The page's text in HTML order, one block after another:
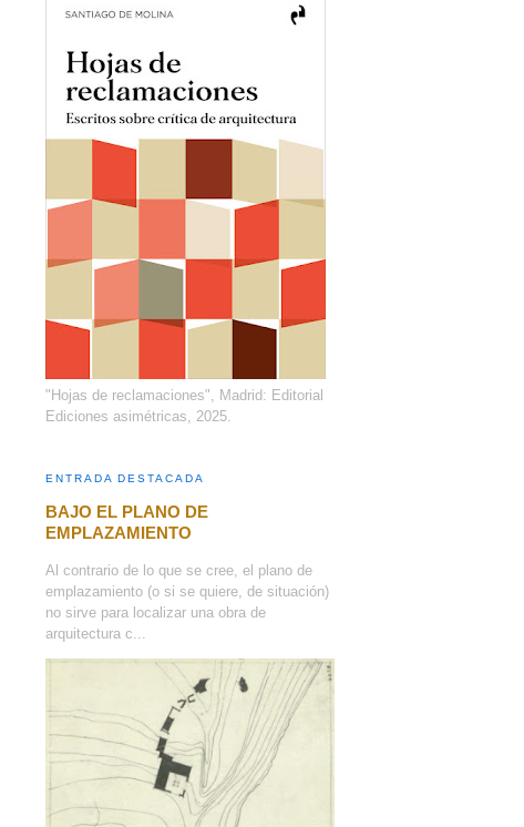
"Hojas de reclamaciones", Madrid: Editorial
Ediciones asimétricas, 2025.
ENTRADA DESTACADA
BAJO EL PLANO DE
EMPLAZAMIENTO
Al contrario de lo que se cree, el plano de
emplazamiento (o si se quiere, de situación)
no sirve para localizar una obra de
arquitectura c...